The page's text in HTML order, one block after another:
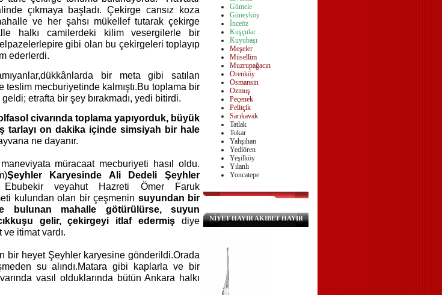
çıkmaya başladı. Çekirge cansız koza
ve her şahsı mükellef tutarak çekirge
halkı camilerdeki kilim vesergilerle bir
pire gibi olan bu çekirgeleri toplayıp
ederlerdi.
dükkânlarda bir meta gibi satılan
teslim mecburiyetinde kalmıştı.Bu toplama bir
geldi; etrafta bir şey bırakmadı, yedi bitirdi.
civarında toplama yapıyorduk, büyük
tarlayı on dakika içinde simsiyah bir hale
ne dayanır.
müracaat mecburiyeti hasıl oldu.
Şeyhler Karyesinde Ali Dedeli Şeyhler
Ebubekir veyahut Hazreti Ömer Faruk
kulundan olan bir çeşmenin suyundan bir
bulunan mahalle götürülürse, suyun
kuşu gelir, çekirgeyi itlaf edermiş diye
itimat vardı.
bir heyet Şeyhler karyesine gönderildi.Orada
su alındı.Matara gibi kaplarla ve bir
vasıl olduklarında bütün Ankara halkı
Gümele
Güneyköy
İnceöz
Kuşçular
Kuyubaşı
Meşeler
Müsellim
Muzrupağacın
Örenköy
Osmansin
Ozmuş
Peçenek
Pelitçik
Sarıkavak
Tatlak
Tokar
Yahşihan
Yediören
Yeşilköy
Yılanlı
Yoncatepe
NİYET HAYIR AKIBET HAYIR